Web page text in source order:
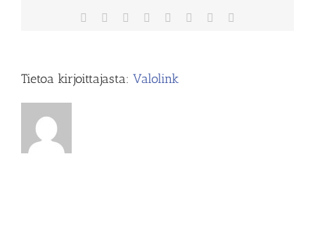
Facebook Reddit LinkedIn
TumblrPinterest
Tietoa kirjoittajasta: Valolink